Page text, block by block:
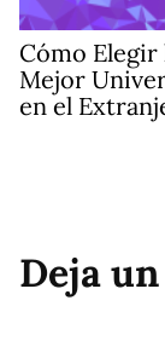
Cómo Elegir
Mejor
en el
Deja